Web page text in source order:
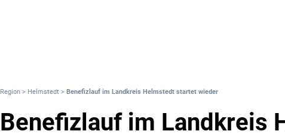
Region > Helmstedt > Benefizlauf im Landkreis Helmstedt startet wieder
Benefizlauf im Landkreis